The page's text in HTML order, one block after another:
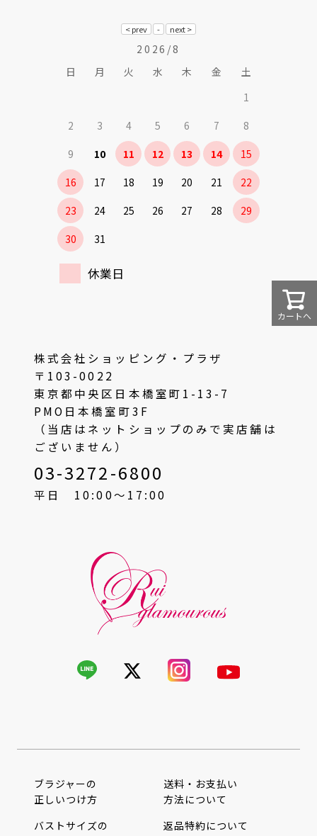
カートへ
2026/8
日
月 火 水 木 金
土
1
2
3 4 5 6 7
8
9
10 11 12 13 14
15
16
17 18 19 20 21
22
23
24 25 26 27 28
29
30
31
休業日
株式会社ショッピング・プラザ
〒103-0022
東京都中央区日本橋室町1-13-7
PMO日本橋室町3F
（当店はネットショップのみで実店舗は
ございません）
03-3272-6800
平日 10:00〜17:00
ブラジャーの
正しいつけ方
バストサイズの
送料・お支払い
方法について
返品特約について